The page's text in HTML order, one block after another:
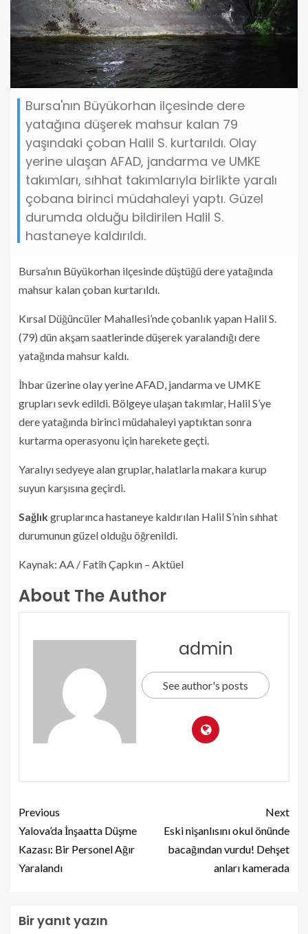
Bursa'nın Büyükorhan ilçesinde dere
yatağına düşerek mahsur kalan 79
yaşındaki çoban Halil S. kurtarıldı. Olay
yerine ulaşan AFAD, jandarma ve UMKE
takımları, sıhhat takımlarıyla birlikte yaralı
çobana birinci müdahaleyi yaptı. Güzel
durumda olduğu bildirilen Halil S.
hastaneye kaldırıldı.
Bursa’nın Büyükorhan ilçesinde düştüğü dere yatağında
mahsur kalan çoban kurtarıldı.
Kırsal Düğüncüler Mahallesi’nde çobanlık yapan Halil S.
(79) dün akşam saatlerinde düşerek yaralandığı dere
yatağında mahsur kaldı.
İhbar üzerine olay yerine AFAD, jandarma ve UMKE
grupları sevk edildi. Bölgeye ulaşan takımlar, Halil S’ye
dere yatağında birinci müdahaleyi yaptıktan sonra
kurtarma operasyonu için harekete geçti.
Yaralıyı sedyeye alan gruplar, halatlarla makara kurup
suyun karşısına geçirdi.
Sağlıkgruplarınca hastaneye kaldırılan Halil S’nin sıhhat
durumunun güzel olduğu öğrenildi.
Kaynak: AA / Fatih Çapkın – Aktüel
About The Author
admin
See author's posts
Previous
Yalova’da İnşaatta Düşme
Kazası: Bir Personel Ağır
Yaralandı
Next
Eski nişanlısını okul önünde
bacağından vurdu! Dehşet
anları kamerada
Bir yanıt yazın